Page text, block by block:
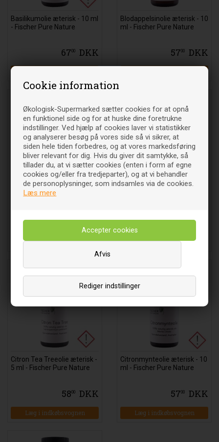
Cookie information
Økologisk-Supermarked sætter cookies for at opnå
en funktionel side og for at huske dine foretrukne
indstillinger. Ved hjælp af cookies laver vi statistikker
og analyserer besøg på vores side så vi sikrer, at
siden hele tiden forbedres, og at vores markedsføring
bliver relevant for dig. Hvis du giver dit samtykke, så
tillader du, at vi sætter cookies (enten i form af egne
cookies og/eller fra tredjeparter), og at vi behandler
de personoplysninger, som indsamles via de cookies.
Læs mere
Rediger indstillinger
Afvis
Basilikumolie æterisk - 10 ml
- Fischer Pure Nature
6700 DKK
Blodappelsinolie æterisk - 10
ml - Fischer Pure Nature
5700 DKK
Cajeputolie æterisk - 10 ml -
Fischer Pure Nature
5700 DKK
Læg i indkøbsvognen
4900 DKK
Læg i indkøbsvognen
Citron Tea Treeolie æterisk -
5 ml - Fischer Pure Nature
5800 DKK
Læg i indkøbsvognen
Citronmynteolie æterisk - 10
ml - Fischer Pure Nature
5700 DKK
Læg i indkøbsvognen